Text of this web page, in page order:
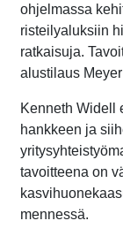
ohjelmassa
risteilyaluksiin
ratkaisuja.
alustilaus
Kenneth Widell
hankkeen ja
tavoitteena on
mennessä.